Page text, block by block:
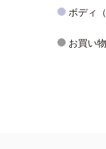
ボディ（
お買い